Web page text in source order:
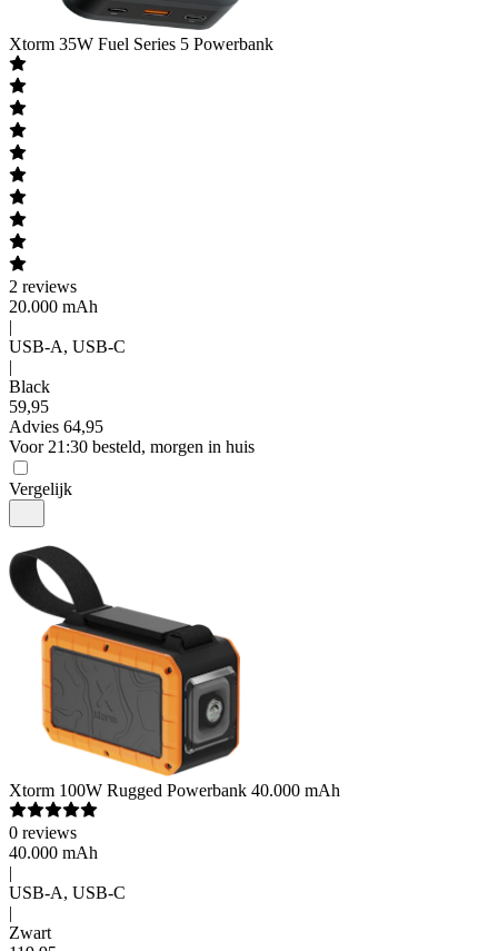
Xtorm 35W Fuel Series 5 Powerbank
2 reviews
20.000 mAh
|
USB-A, USB-C
|
Black
59,95
Advies 64,95
Voor 21:30 besteld, morgen in huis
Vergelijk
Xtorm 100W Rugged Powerbank 40.000 mAh
0 reviews
40.000 mAh
|
USB-A, USB-C
|
Zwart